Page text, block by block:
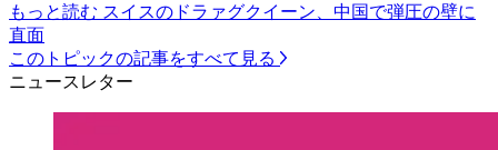
もっと読む スイスのドラァグクイーン、中国で弾圧の壁に
直面
このトピックの記事をすべて見る
ニュースレター